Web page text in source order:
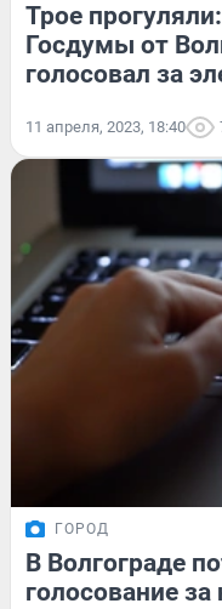
Трое
Госдумы от
голосовал за
11 апреля, 2023, 18:40
ГОРОД
В Волгограде
голосование